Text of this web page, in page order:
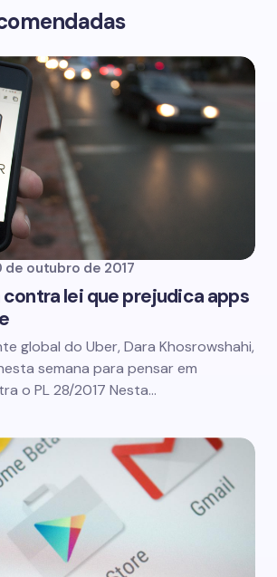
de outubro de 2017
contra lei que prejudica apps
global do Uber, Dara Khosrowshahi,
semana para pensar em
o PL 28/2017 Nesta…